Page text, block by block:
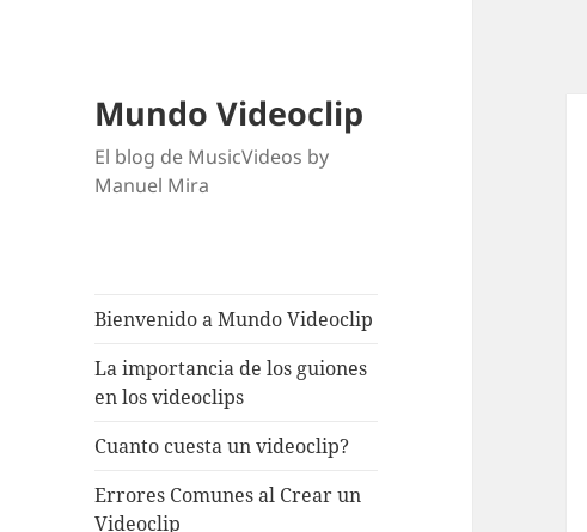
Mundo Videoclip
El blog de MusicVideos by
Manuel Mira
Bienvenido a Mundo Videoclip
La importancia de los guiones
en los videoclips
Cuanto cuesta un videoclip?
Errores Comunes al Crear un
Videoclip